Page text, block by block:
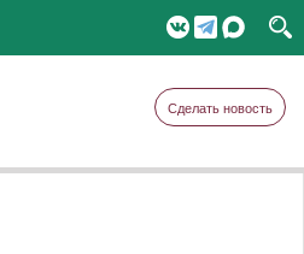
Сделать новость